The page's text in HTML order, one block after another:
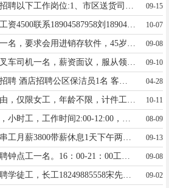
09-15
招聘切配副手两名工资4500联系18904587958刘18904587958 10-07
09-08
09-10
04-28
10-11
08-09
09-13
09-08
乌马河鑫海石材招聘学徒工，长工18249885558宋先生18249885558 09-02